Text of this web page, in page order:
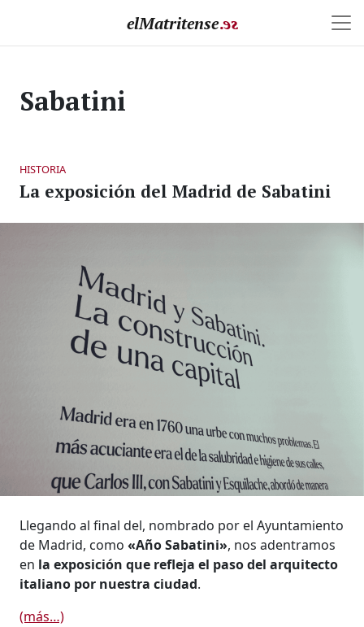
elMatritense.es
Sabatini
HISTORIA
La exposición del Madrid de Sabatini
Llegando al final del, nombrado por el Ayuntamiento
de Madrid, como «Año Sabatini», nos adentramos
en la exposición que refleja el paso del arquitecto
italiano por nuestra ciudad.
(más…)